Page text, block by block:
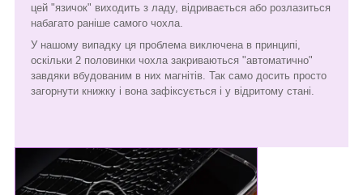
цей "язичок" виходить з ладу, відривається або розлазиться
набагато раніше самого чохла.
У нашому випадку ця проблема виключена в принципі,
оскільки 2 половинки чохла закриваються "автоматично"
завдяки вбудованим в них магнітів. Так само досить просто
загорнути книжку і вона зафіксується і у відритому стані.